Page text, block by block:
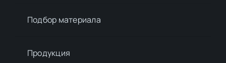
Подбор материалa
Продукция